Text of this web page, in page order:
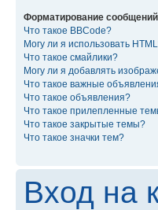
Форматирование
Что такое BBCode?
Могу ли я использовать
Что такое смайлики?
Могу ли я добавлять
Что такое важные
Что такое объявления?
Что такое прилепленные
Что такое закрытые темы?
Что такое значки тем?
Вход на